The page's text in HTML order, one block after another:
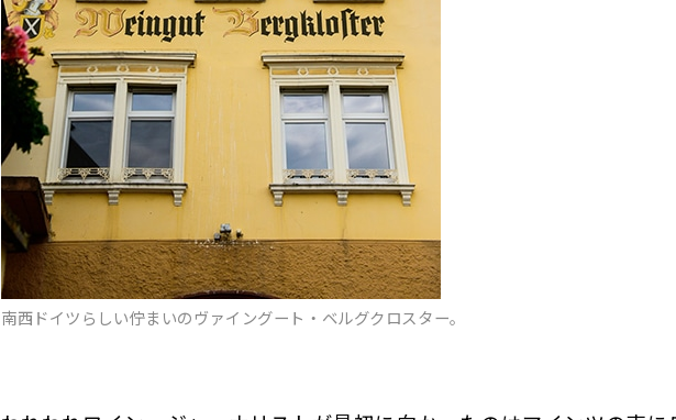
南西ドイツらしい佇まいのヴァイングート・ベルグクロスター。